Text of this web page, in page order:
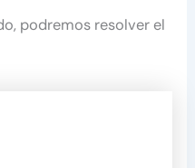
podremos resolver el